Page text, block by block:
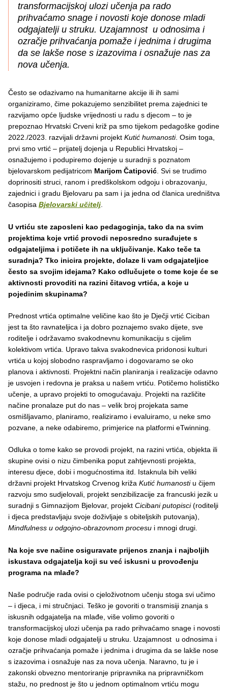
transformacijskoj ulozi učenja pa rado
prihvaćamo snage i novosti koje donose mladi
odgajatelji u struku. Uzajamnost u odnosima i
ozračje prihvaćanja pomaže i jednima i drugima
da se lakše nose s izazovima i osnažuje nas za
nova učenja.
Često se odazivamo na humanitarne akcije ili ih sami
organiziramo, čime pokazujemo senzibilitet prema zajednici te
razvijamo opće ljudske vrijednosti u radu s djecom – to je
prepoznao Hrvatski Crveni križ pa smo tijekom pedagoške godine
2022./2023. razvijali državni projekt Kutić humanosti. Osim toga,
prvi smo vrtić – prijatelj dojenja u Republici Hrvatskoj –
osnažujemo i podupiremo dojenje u suradnji s poznatom
bjelovarskom pedijatricom Marijom Čatipović . Svi se trudimo
doprinositi struci, ranom i predškolskom odgoju i obrazovanju,
zajednici i gradu Bjelovaru pa sam i ja jedna od članica uredništva
časopisa Bjelovarski učitelj
U vrtiću ste zaposleni kao pedagoginja, tako da na svim
projektima koje vrtić provodi neposredno surađujete s
odgajateljima i potičete ih na uključivanje. Kako teče ta
suradnja? Tko inicira projekte, dolaze li vam odgajateljice
često sa svojim idejama? Kako odlučujete o tome koje će se
aktivnosti provoditi na razini čitavog vrtića, a koje u
pojedinim skupinama?
Prednost vrtića optimalne veličine kao što je Dječji vrtić Ciciban
jest ta što ravnateljica i ja dobro poznajemo svako dijete, sve
roditelje i održavamo svakodnevnu komunikaciju s cijelim
kolektivom vrtića. Upravo takva svakodnevica pridonosi kulturi
vrtića u kojoj slobodno raspravljamo i dogovaramo se oko
planova i aktivnosti. Projektni način planiranja i realizacije odavno
je usvojen i redovna je praksa u našem vrtiću. Potičemo holističko
učenje, a upravo projekti to omogućavaju. Projekti na različite
načine pronalaze put do nas – velik broj projekata same
osmišljavamo, planiramo, realiziramo i evaluiramo, u neke smo
pozvane, a neke odabiremo, primjerice na platformi eTwinning.
Odluka o tome kako se provodi projekt, na razini vrtića, objekta ili
skupine ovisi o nizu čimbenika poput zahtjevnosti projekta,
interesu djece, dobi i mogućnostima itd. Istaknula bih veliki
državni projekt Hrvatskog Crvenog križa Kutić humanostiu čijem
razvoju smo sudjelovali, projekt senzibilizacije za francuski jezik u
suradnji s Gimnazijom Bjelovar, projekt Cicibani putopisci(roditelji
i djeca predstavljaju svoje doživljaje s obiteljskih putovanja),
Mindfulness u odgojno-obrazovnom procesu i mnogi drugi.
Na koje sve načine osiguravate prijenos znanja i najboljih
iskustava odgajatelja koji su već iskusni u provođenju
programa na mlađe?
Naše područje rada ovisi o cjeloživotnom učenju stoga svi učimo
– i djeca, i mi stručnjaci. Teško je govoriti o transmisiji znanja s
iskusnih odgajatelja na mlađe, više volimo govoriti o
transformacijskoj ulozi učenja pa rado prihvaćamo snage i novosti
koje donose mladi odgajatelji u struku. Uzajamnost u odnosima i
ozračje prihvaćanja pomaže i jednima i drugima da se lakše nose
s izazovima i osnažuje nas za nova učenja. Naravno, tu je i
zakonski obvezno mentoriranje pripravnika na pripravničkom
stažu, no prednost je što u jednom optimalnom vrtiću mogu